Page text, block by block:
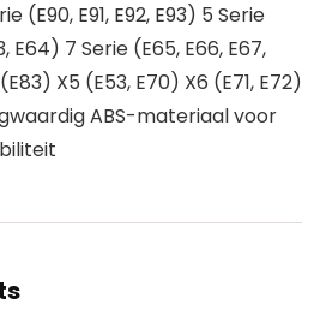
(E90, E91, E92, E93) 5 Serie
E64) 7 Serie (E65, E66, E67,
X5 (E53, E70) X6 (E71, E72)
ABS-materiaal voor